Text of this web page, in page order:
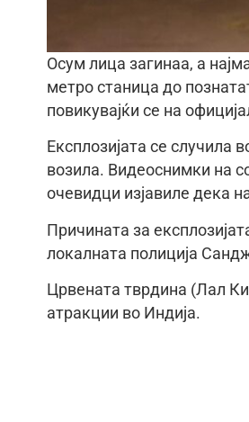
Осум лица загинаа, а
метро станица до
повикувајќи се на
Експлозијата се случила
возила. Видеоснимки на
очевидци изјавиле дека
Причината за
локалната полиција
Црвената тврдина (Лал
атракции во Индија.